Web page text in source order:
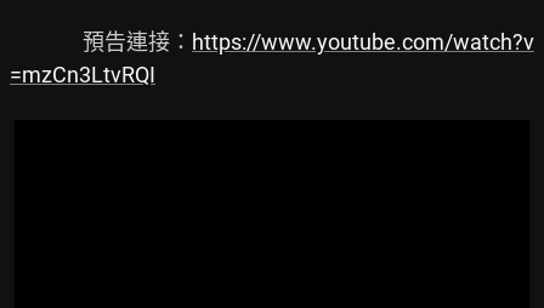
               預告連接：
https://www.youtube.com/watch?v
=mzCn3LtvRQI